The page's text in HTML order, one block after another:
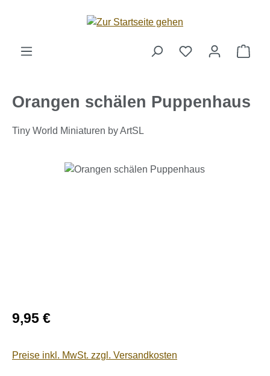
Zum Hauptinhalt springen
Orangen schälen Puppenhaus
Tiny World Miniaturen by ArtSL
Bildergalerie überspringen
Regulärer Preis:
9,95 €
Preise inkl. MwSt. zzgl. Versandkosten